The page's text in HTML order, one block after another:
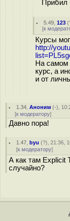
Прибил
5.49 ,123 (
[к
Курсы
http://
На самом
курс, а
и от
1.34 ,Аноним (-),
[к модератору]
Давно пора!
1.47 ,byu (?), 21:36,
[к модератору]
А как там Explicit
случайно?